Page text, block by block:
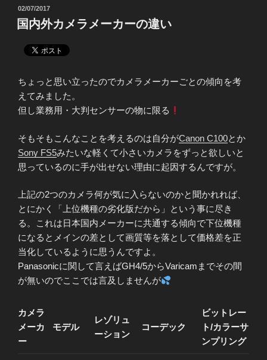
b
o
o
t
r
e
t
投
稿
日:
02/07/2017
国内外カメラメーカーの違い
ちょっと思い立ったのでカメラメーカーごとの傾向を考
えてみました。
但し業務用・大判センサーの物に限る
そもそもこんなことを考えるのは自分がCanon C100とか
Sony FS5みたいな軽くて小さいカメラをずっと欲しいと
思っているのに手が出せない理由に起因するんですが。
上記の2つのカメラ何が気に入らないのかと聞かれれば、
とにかく「上位機種の劣化版だから」という事に尽き
る。これは日本国内メーカーに共通する傾向で下位機種
になるとメインの差として画質等を落として価格差を正
当化しているように思うんですよ。
Panasonicに関して言えばGH4/5からVaricamまでその間
が無いのでここでは言及しませんが
カメラ
メーカ
ー
モデル
レゾリュ
ーション
コーデック
ビットレー
ト/カラーサ
ンプリング